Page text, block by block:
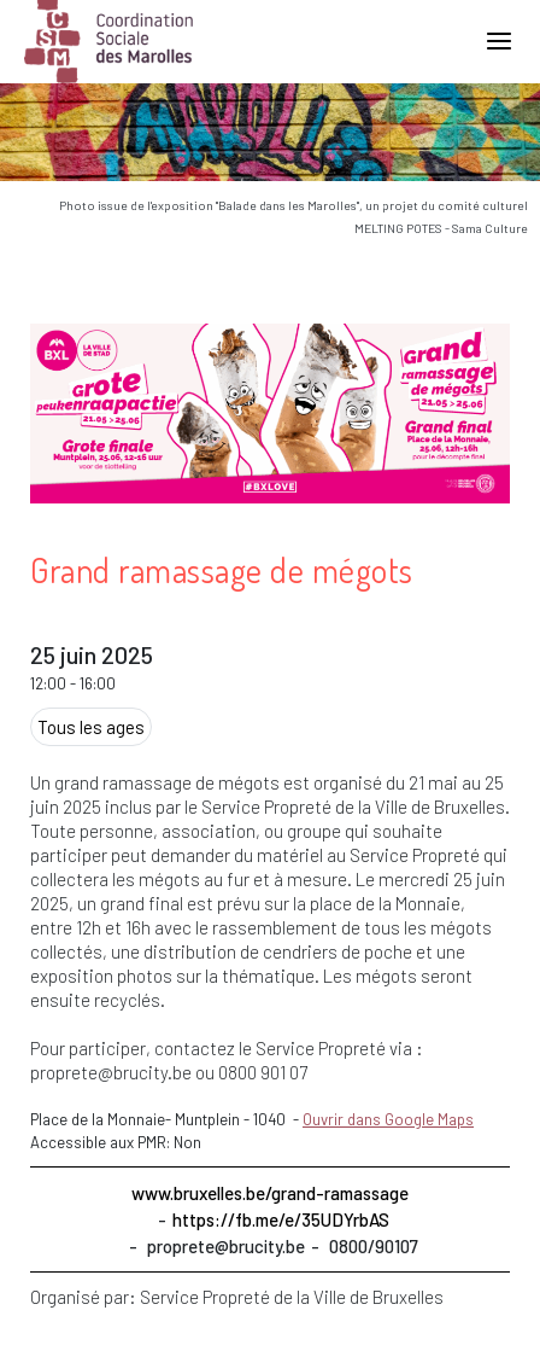
Main Navigation
Photo issue de l'exposition "Balade dans les Marolles", un projet du comité culturel
MELTING POTES - Sama Culture
Grand ramassage de mégots
25 juin 2025
12:00 -16:00
Tous les ages
Un grand ramassage de mégots est organisé du 21 mai au 25
juin 2025 inclus par le Service Propreté de la Ville de Bruxelles.
Toute personne, association, ou groupe qui souhaite
participer peut demander du matériel au Service Propreté qui
collectera les mégots au fur et à mesure. Le mercredi 25 juin
2025, un grand final est prévu sur la place de la Monnaie,
entre 12h et 16h avec le rassemblement de tous les mégots
collectés, une distribution de cendriers de poche et une
exposition photos sur la thématique. Les mégots seront
ensuite recyclés.
Pour participer, contactez le Service Propreté via :
proprete@brucity.be ou 0800 901 07
Place de la Monnaie- Muntplein -1040 - Ouvrir dans Google Maps
Accessible aux PMR: Non
www.bruxelles.be/grand-ramassage
https://fb.me/e/35UDYrbAS
proprete@brucity.be
0800/90107
Organisé par: Service Propreté de la Ville de Bruxelles